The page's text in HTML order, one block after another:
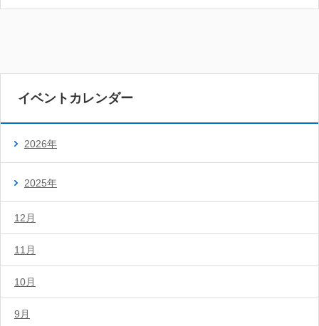
イベントカレンダー
2026年
2025年
12月
11月
10月
9月